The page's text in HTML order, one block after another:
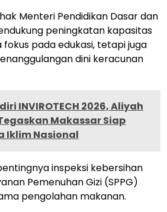
Menteri Pendidikan Dasar dan
peningkatan kapasitas
fokus pada edukasi, tetapi juga
dini keracunan
INVIROTECH 2026, Aliyah
Makassar Siap
Iklim Nasional
inspeksi kebersihan
Pemenuhan Gizi (SPPG)
pengolahan makanan.